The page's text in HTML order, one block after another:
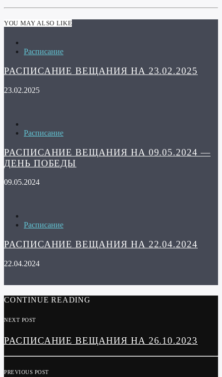
YOU MAY ALSO LIKE
Расписание
РАСПИСАНИЕ ВЕЩАНИЯ НА 23.02.2025
23.02.2025
Расписание
РАСПИСАНИЕ ВЕЩАНИЯ НА 09.05.2024 —
ДЕНЬ ПОБЕДЫ
09.05.2024
Расписание
РАСПИСАНИЕ ВЕЩАНИЯ НА 22.04.2024
22.04.2024
CONTINUE READING
NEXT POST
РАСПИСАНИЕ ВЕЩАНИЯ НА 26.10.2023
PREVIOUS POST